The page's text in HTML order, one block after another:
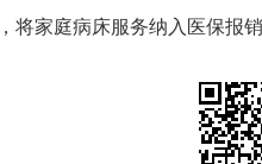
将家庭病床服务纳入医保报